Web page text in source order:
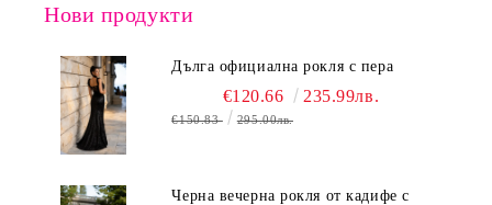
Нови продукти
Дълга официална рокля с пера
€120.66 235.99лв.
€150.83 295.00лв.
Черна вечерна рокля от кадифе с